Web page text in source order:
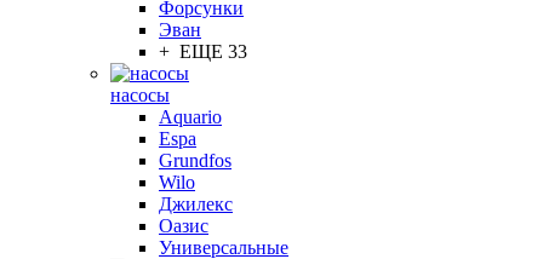
Форсунки
Эван
+ ЕЩЕ 33
насосы
Aquario
Espa
Grundfos
Wilo
Джилекс
Оазис
Универсальные